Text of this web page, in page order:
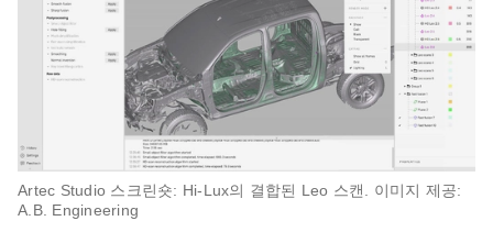
Artec Studio 스크린숏: Hi-Lux의 결합된 Leo 스캔. 이미지 제공:
A.B. Engineering